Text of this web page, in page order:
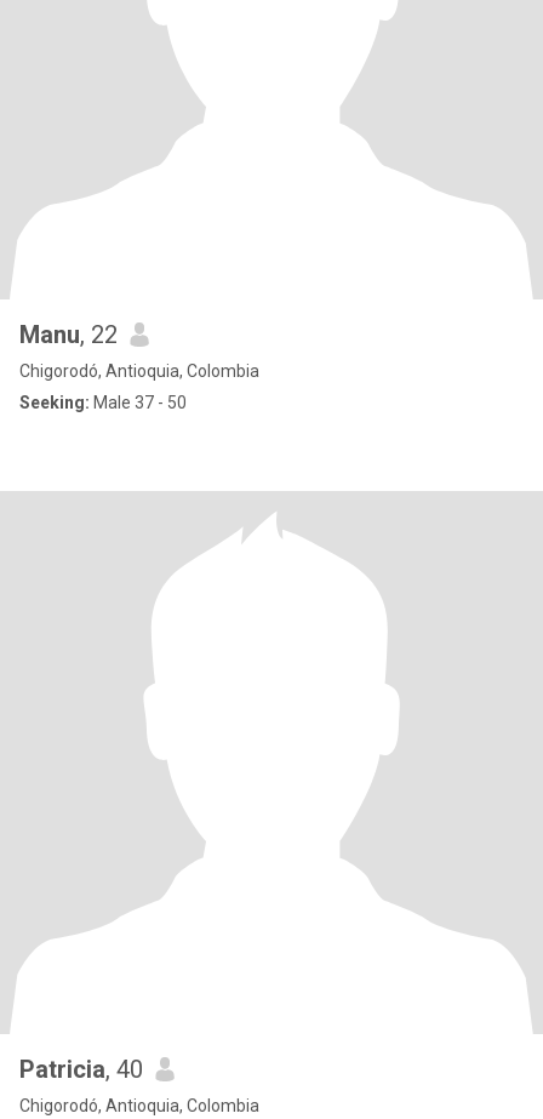
Manu, 22
Chigorodó, Antioquia, Colombia
Seeking: Male 37 - 50
Patricia, 40
Chigorodó, Antioquia, Colombia